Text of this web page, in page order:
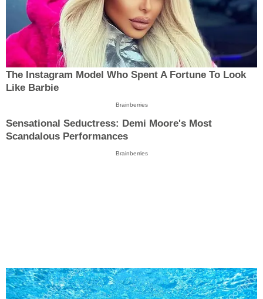
The Instagram Model Who Spent A Fortune To Look
Like Barbie
Brainberries
Sensational Seductress: Demi Moore's Most
Scandalous Performances
Brainberries